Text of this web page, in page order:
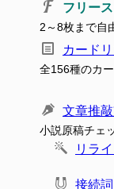
フリー
2～8枚まで自
カード
全156種のカ
文章推
小説原稿チェ
リラ
接続